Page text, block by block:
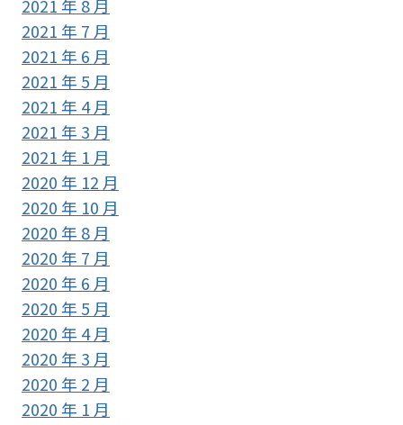
2021 年 8 月
2021 年 7 月
2021 年 6 月
2021 年 5 月
2021 年 4 月
2021 年 3 月
2021 年 1 月
2020 年 12 月
2020 年 10 月
2020 年 8 月
2020 年 7 月
2020 年 6 月
2020 年 5 月
2020 年 4 月
2020 年 3 月
2020 年 2 月
2020 年 1 月